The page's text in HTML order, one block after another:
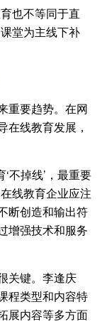
也不等同于直
堂为主线下补
要趋势。在网
在线教育发展，
不掉线’，最重要
线教育企业应注
断创造和输出符
增强技术和服务
关键。李逢庆
程类型和内容特
展内容等多方面